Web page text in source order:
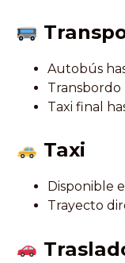
Autobús
Transbordo
Taxi final
Taxi
Disponible
Trayecto